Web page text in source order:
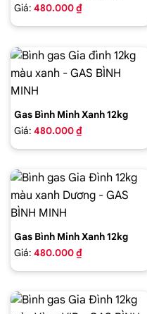
Giá: 480.000 ₫
Gas Bình Minh Xanh 12kg
Giá: 480.000 ₫
Gas Bình Minh Xanh 12kg
Giá: 480.000 ₫